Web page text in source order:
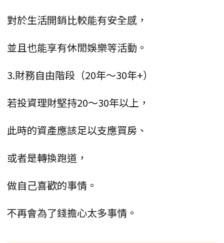
對於生活開銷比較能有安全感，
並且也能享有休閒娛樂等活動。
3.財務自由階段（20年～30年+）
若投資理財堅持20～30年以上，
此時的資產應該足以支應買房、
或者是轉換跑道，
做自己喜歡的事情。
不再會為了錢擔心太多事情。